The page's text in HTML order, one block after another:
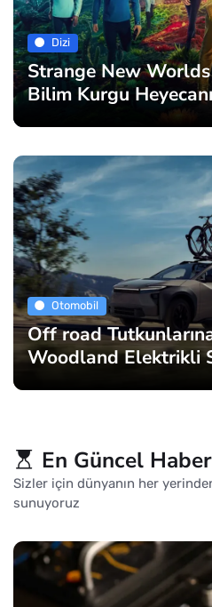
Dizi
Strange New
Bilim Kurgu
Otomobil
Off road
Woodland Elektrikli
En Güncel
Sizler için dünyanın her
sunuyoruz